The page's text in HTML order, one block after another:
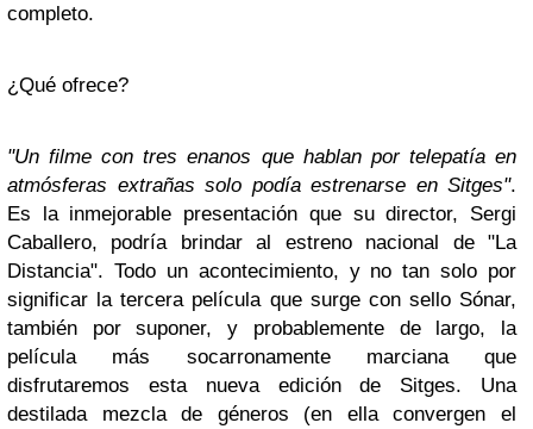
completo.
¿Qué ofrece?
"Un filme con tres enanos que hablan por telepatía en
atmósferas extrañas solo podía estrenarse en Sitges".
Es la inmejorable presentación que su director, Sergi
Caballero, podría brindar al estreno nacional de "La
Distancia". Todo un acontecimiento, y no tan solo por
significar la tercera película que surge con sello Sónar,
también por suponer, y probablemente de largo, la
película más socarronamente marciana que
disfrutaremos esta nueva edición de Sitges. Una
destilada mezcla de géneros (en ella convergen el